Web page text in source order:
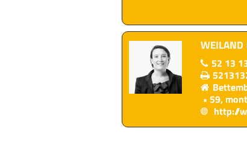
WEILAND
52 13
59,
http://